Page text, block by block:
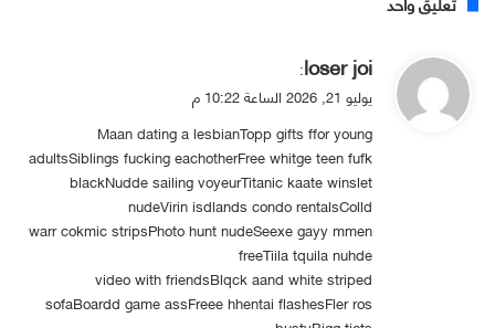
ي
و
ل
loser joi
:
يوليو 21, 2026 الساعة 10:22 م
Maan dating a lesbianTopp gifts ffor young
adultsSiblings fucking eachotherFree whitge teen fufk
blackNudde sailing voyeurTitanic kaate winslet
nudeVirin isdlands condo rentalsColld
warr cokmic stripsPhoto hunt nudeSeexe gayy mmen
freeTiila tquila nuhde
video with friendsBlqck aand white striped
sofaBoardd game assFreee hhentai flashesFler ros